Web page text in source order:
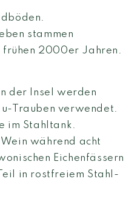
stammen
frühen 2000er Jahren.
der Insel werden
Trauben verwendet.
im Stahltank.
während acht
Eichenfässern
in rostfreiem Stahl-